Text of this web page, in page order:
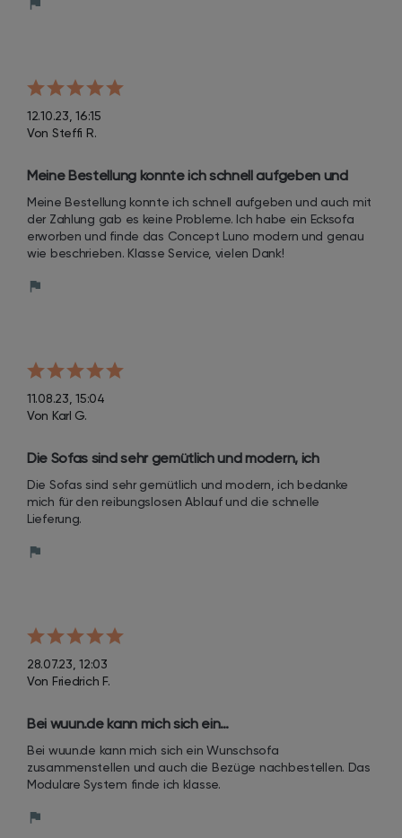
12.10.23, 16:15
Von Steffi R.
Meine Bestellung konnte ich schnell aufgeben und
auch mit der Zahlung gab es keine Probleme. Ich habe
ein Ecksofa erworben und finde das Concept Luno
modern und genau wie beschrieben.
Meine Bestellung konnte ich schnell aufgeben und auch mit
der Zahlung gab es keine Probleme. Ich habe ein Ecksofa
erworben und finde das Concept Luno modern und genau
wie beschrieben. Klasse Service, vielen Dank!
11.08.23, 15:04
Von Karl G.
Die Sofas sind sehr gemütlich und modern, ich
bedanke mich für den reibungslosen Ablauf und die
schnelle Lieferung.
Die Sofas sind sehr gemütlich und modern, ich bedanke
mich für den reibungslosen Ablauf und die schnelle
Lieferung.
28.07.23, 12:03
Von Friedrich F.
Bei wuun.de kann mich sich ein…
Bei wuun.de kann mich sich ein Wunschsofa
zusammenstellen und auch die Bezüge nachbestellen. Das
Modulare System finde ich klasse.